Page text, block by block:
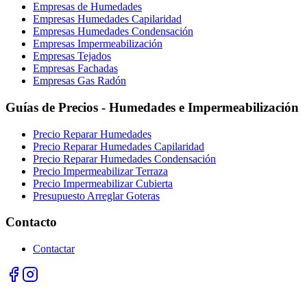
Empresas de Humedades
Empresas Humedades Capilaridad
Empresas Humedades Condensación
Empresas Impermeabilización
Empresas Tejados
Empresas Fachadas
Empresas Gas Radón
Guías de Precios - Humedades e Impermeabilización
Precio Reparar Humedades
Precio Reparar Humedades Capilaridad
Precio Reparar Humedades Condensación
Precio Impermeabilizar Terraza
Precio Impermeabilizar Cubierta
Presupuesto Arreglar Goteras
Contacto
Contactar